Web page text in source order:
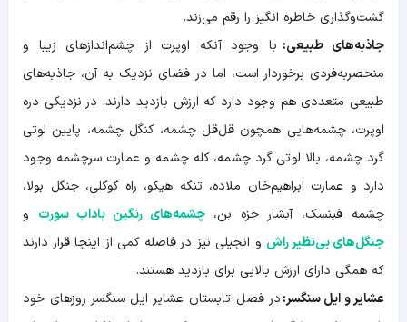
گشت‌و‌گذاری خاطره انگیز را رقم می‌زند.
جاذبه‌های طبیعی: با وجود آنکه اوپرت از چشم‌اندازهای زیبا و
منحصر‌به‌فردی برخوردار است، اما در فضای نزدیک به آن، جاذبه‌های
طبیعی متعددی هم وجود دارد که ارزش بازدید دارند. در نزدیکی دره
اوپرت، چشمه‌هایی همچون قل‌قل چشمه، كنگل چشمه، پايين لوتی
گرد چشمه، بالا لوتی گرد چشمه، كله چشمه و عمارت سرچشمه وجود
دارد و عمارت ابراهیم‌خان ملاده، تنگه هیکو، راه گوگلی، جنگل بولا،
چشمه فينسک، آبشار خزه بن،چشمه‌های رنگين باداب سورت و
جنگل‌های بی‌نظير راش و انجيلی نیز در فاصله کمی از اینجا قرار دارند
که همگی دارای ارزش بالایی برای بازدید هستند.
عشایر و ایل سنگسر:در فصل تابستان عشایر ایل سنگسر روزهای خود